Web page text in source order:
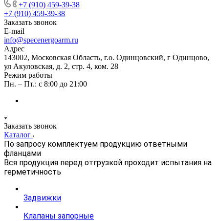
+7 (910) 459-39-38
+7 (910) 459-39-38
Заказать звонок
E-mail
info@specenergoarm.ru
Адрес
143002, Московская Область, г.о. Одинцовский, г Одинцово,
ул Акуловская, д. 2, стр. 4, ком. 28
Режим работы
Пн. – Пт.: с 8:00 до 21:00
Заказать звонок
Каталог
По запросу комплектуем продукцию ответными
фланцами
Вся продукция перед отгрузкой проходит испытания на
герметичность
Задвижки
Клапаны запорные